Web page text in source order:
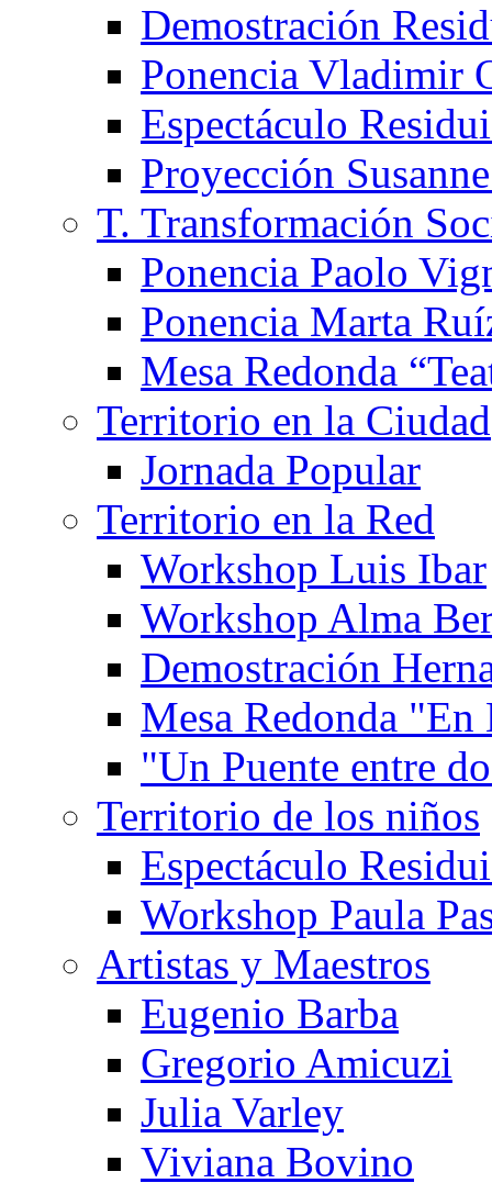
Demostración
Ponencia Vladimir
Espectáculo
Proyección
T. Transformación
Ponencia Paolo
Ponencia Marta
Mesa Redonda
Territorio en la Ciudad
Jornada Popular
Territorio en la Red
Workshop Luis Ibar
Workshop Alma
Demostración
Mesa Redonda
"Un Puente entre
Territorio de los niños
Espectáculo
Workshop Paula
Artistas y Maestros
Eugenio Barba
Gregorio Amicuzi
Julia Varley
Viviana Bovino